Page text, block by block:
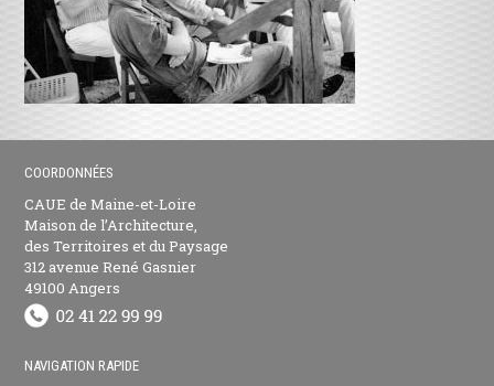
COORDONNÉES
CAUE de Maine-et-Loire
Maison de l’Architecture,
des Territoires et du Paysage
312 avenue René Gasnier
49100 Angers
NAVIGATION RAPIDE